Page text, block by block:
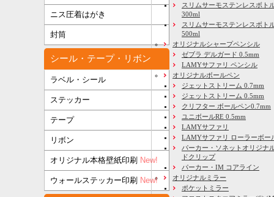
ニス圧着はがき
封筒
シール・テープ・リボン
ラベル・シール
ステッカー
テープ
リボン
オリジナル本格壁紙印刷 New!
ウォールステッカー印刷 New!
スリムサーモステンレスボト
300ml
スリムサーモステンレスボト
500ml
オリジナルシャープペンシル
ゼブラ デルガード 0.5mm
LAMYサファリ ペンシル
オリジナルボールペン
ジェットストリーム 0.7mm
ジェットストリーム 0.5mm
クリフター ボールペン0.7mm
ユニボールRE 0.5mm
LAMYサファリ
LAMYサファリ ローラーボー
パーカー・ソネットオリジナ
ドクリップ
パーカー・IM コアライン
オリジナルミラー
ポケットミラー